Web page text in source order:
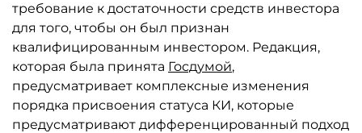
требование к достаточности средств инвестора
для того, чтобы он был признан
квалифицированным инвестором. Редакция,
которая была принята Госдумой,
предусматривает комплексные изменения
порядка присвоения статуса КИ, которые
предусматривают дифференцированный подход